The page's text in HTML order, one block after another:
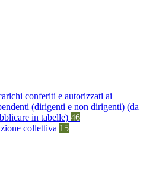
conferiti e autorizzati ai
(dirigenti e non dirigenti) (da
in tabelle) 46
collettiva 15